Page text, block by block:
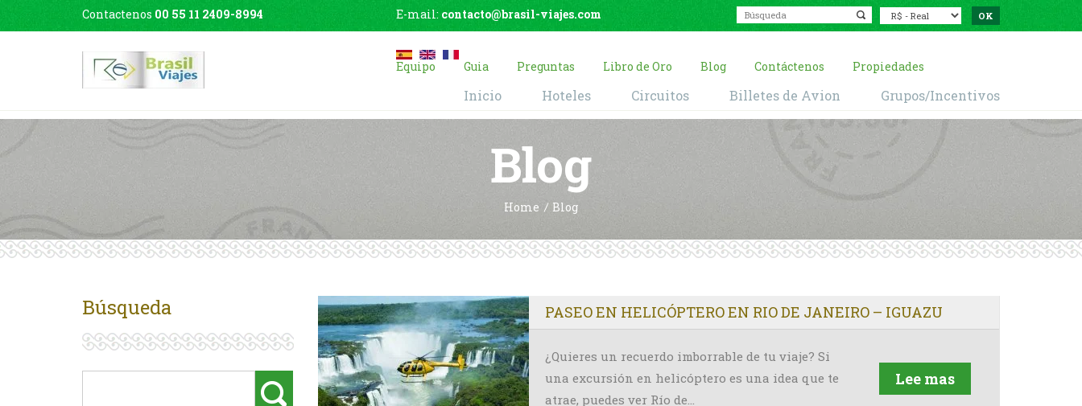
Contactenos 00 55 11 2409-8994 E-mail: contacto@brasil-viajes.com
Equipo Guia Preguntas Libro de Oro Blog Contáctenos Propiedades
Inicio Hoteles Circuitos Billetes de Avion Grupos/Incentivos
Blog
Home Blog
Búsqueda PASEO EN HELICÓPTERO EN RIO DE JANEIRO – IGUAZU
¿Quieres un recuerdo imborrable de tu viaje? Si
una excursión en helicóptero es una idea que te
atrae, puedes ver Río de…
Lee mas